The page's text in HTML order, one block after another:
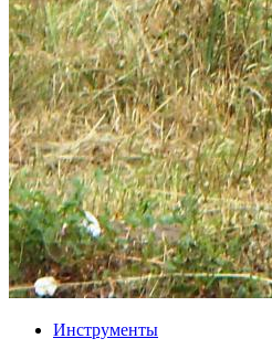
Инструменты